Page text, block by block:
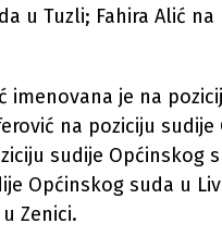
u Tuzli; Fahira Alić
imenovana je na
na poziciju
sudije Općinskog
Općinskog suda u
Zenici.